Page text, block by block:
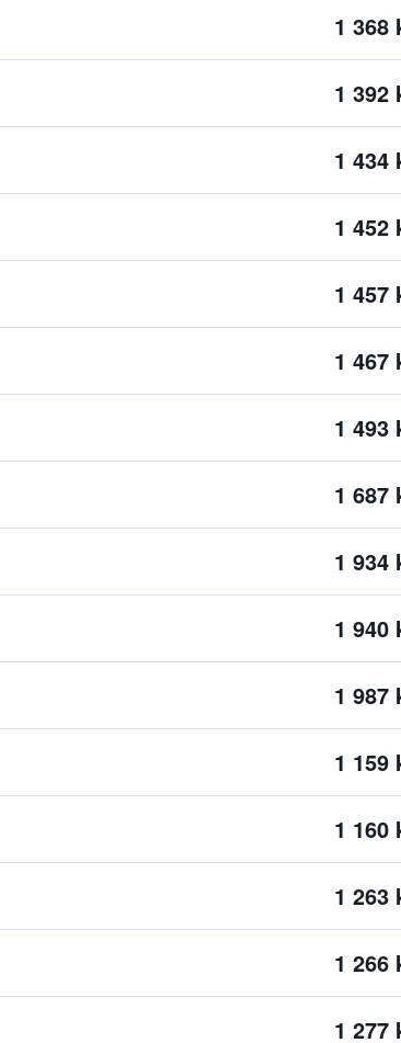
1 368
1 392
1 434
1 452
1 457
1 467
1 493
1 687
1 934
1 940
1 987
1 159
1 160
1 263
1 266
1 277